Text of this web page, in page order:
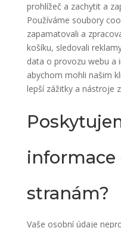
prohlížeč a zachytit a
Používáme soubory
zapamatovali a
košíku, sledovali
data o provozu webu a
abychom mohli našim
lepší zážitky a nástroje
stranám?
Vaše osobní údaje